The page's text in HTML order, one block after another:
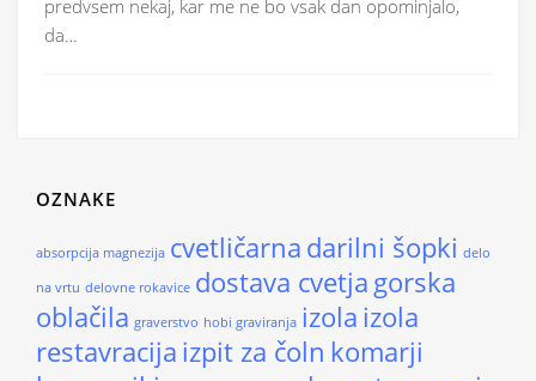
predvsem nekaj, kar me ne bo vsak dan opominjalo,
da…
OZNAKE
absorpcija magnezija cvetličarna darilni šopki delo
na vrtu delovne rokavice dostava cvetja gorska
oblačila graverstvo hobi graviranja izola izola
restavracija izpit za čoln komarji